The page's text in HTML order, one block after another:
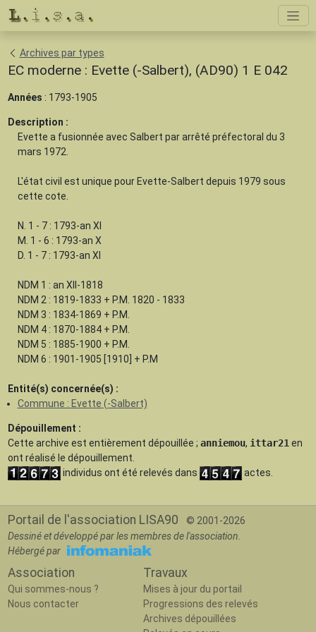
Archives par types
EC moderne : Evette (-Salbert), (AD90) 1 E 042
Années : 1793-1905
Description :
Evette a fusionnée avec Salbert par arrêté préfectoral du 3
mars 1972.
L'état civil est unique pour Evette-Salbert depuis 1979 sous
cette cote.
N. 1 - 7 : 1793-an XI
M. 1 - 6 : 1793-an X
D. 1 - 7 : 1793-an XI
NDM 1 : an XII-1818
NDM 2 : 1819-1833 + P.M. 1820 - 1833
NDM 3 : 1834-1869 + P.M.
NDM 4 : 1870-1884 + P.M.
NDM 5 : 1885-1900 + P.M.
NDM 6 : 1901-1905 [1910] + P.M
Entité(s) concernée(s) :
Commune : Evette (-Salbert)
Dépouillement :
Cette archive est entièrement dépouillée ; anniemou, ittar21 en
ont réalisé le dépouillement.
individus ont été relevés dans
actes.
Portail de l'association LISA90
© 2001-2026
Dessiné et développé par les membres de l'association.
Hébergé par
Association
Qui sommes-nous ?
Nous contacter
Travaux
Mises à jour du portail
Progressions des relevés
Archives dépouillées